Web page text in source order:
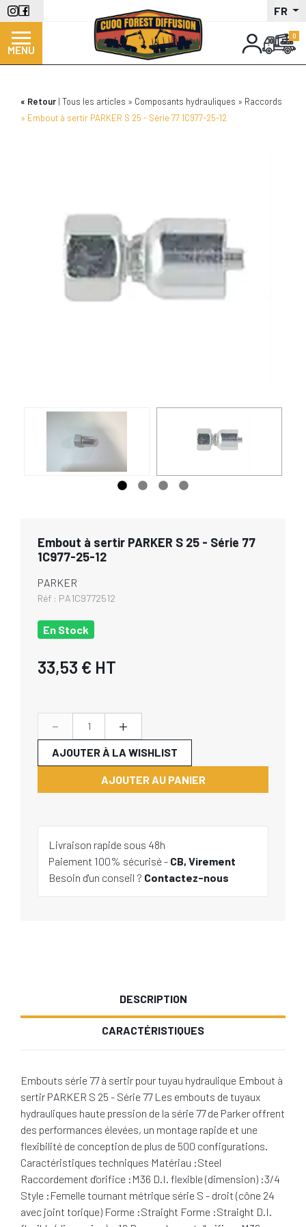
Aller
au
contenu
principal
FR
MENU
Retour Tous les articles Composants hydrauliques
Raccords
Embout à sertir PARKER S 25 - Série 77 1C977-25-12
Embout à sertir PARKER S 25 - Série 77
1C977-25-12
PARKER
Réf : PA1C9772512
En Stock
33,53 € HT
- +
AJOUTER AU PANIER
AJOUTER À LA WISHLIST
Livraison rapide sous 48h
Paiement 100% sécurisé - CB, Virement
Besoin d'un conseil ? Contactez-nous
DESCRIPTION
CARACTÉRISTIQUES
Embouts série 77 à sertir pour tuyau hydraulique Embout à
sertir PARKER S 25 - Série 77 Les embouts de tuyaux
hydrauliques haute pression de la série 77 de Parker offrent
des performances élevées, un montage rapide et une
flexibilité de conception de plus de 500 configurations.
Caractéristiques techniques Matériau :Steel
Raccordement d'orifice :M36 D.I. flexible (dimension) :3/4
Style :Femelle tournant métrique série S - droit (cône 24
avec joint torique) Forme :Straight Forme :Straight D.I.